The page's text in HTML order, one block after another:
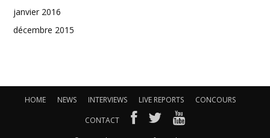
janvier 2016
décembre 2015
HOME NEWS INTERVIEWS LIVE REPORTS
CONCOURS
CONTACT